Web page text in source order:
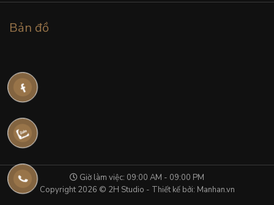
Bản đồ
Giờ làm việc: 09:00 AM - 09:00 PM
Copyright 2026 © 2H Studio - Thiết kế bởi: Manhan.vn